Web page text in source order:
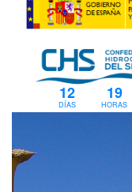
12
DÍAS
19
HORAS